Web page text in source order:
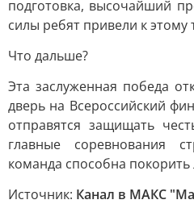
подготовка, высочайший
силы ребят привели к этому
Что дальше?
Эта заслуженная победа
дверь на Всероссийский
отправятся защищать
главные соревнования
команда способна
Источник: Канал в МАКС